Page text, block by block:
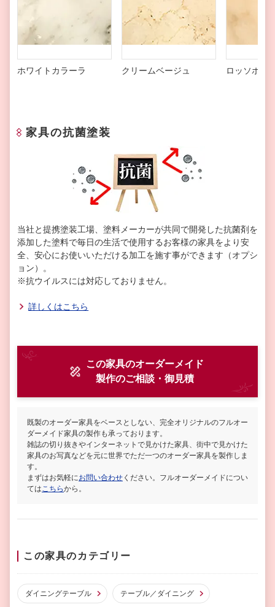
ホワイトカラーラ クリームベージュ ロッソポル
家具の抗菌塗装
当社と提携塗装工場、塗料メーカーが共同で開発した抗菌剤を
添加した塗料で毎日の生活で使用するお客様の家具をより安
全、安心にお使いいただける加工を施す事ができます（オプシ
ョン）。
※抗ウイルスには対応しておりません。
詳しくはこちら
この家具のオーダーメイド
製作のご相談・御見積
既製のオーダー家具をベースとしない、完全オリジナルのフルオー
ダーメイド家具の製作も承っております。
雑誌の切り抜きやインターネットで見かけた家具、街中で見かけた
家具のお写真などを元に世界でただ一つのオーダー家具を製作しま
す。
まずはお気軽にお問い合わせ ください。フルオーダーメイドについ
ては こちらから。
この家具のカテゴリー
ダイニングテーブル テーブル／ダイニング